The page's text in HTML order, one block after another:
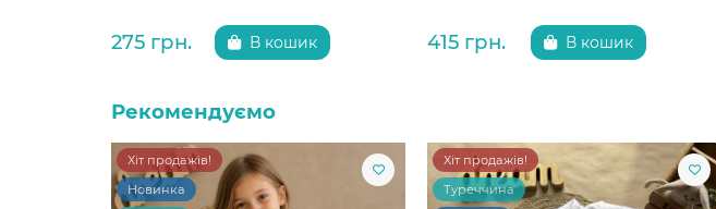
275 грн. В кошик 415 грн. В кошик
Рекомендуємо
Хіт продажів!
Новинка
Хіт продажів!
Туреччина